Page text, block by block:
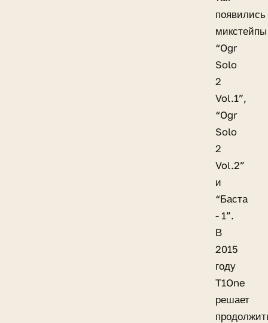
появились
микстейпы
“Ogr
Solo
2
Vol.1”,
“Ogr
Solo
2
Vol.2”
и
“Баста
- 1”.
В
2015
году
T1One
решает